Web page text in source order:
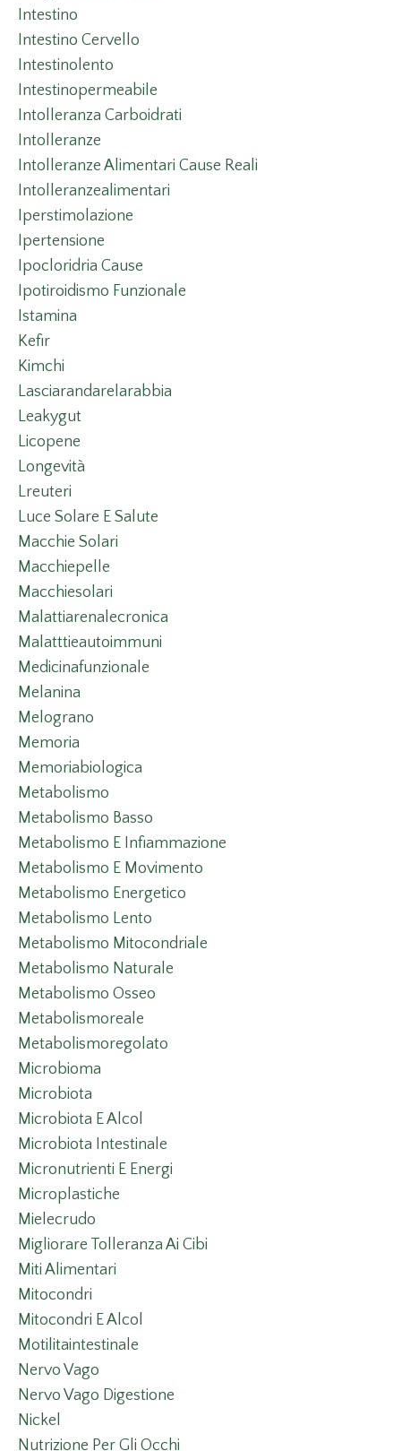
Intestino
Intestino Cervello
Intestinolento
Intestinopermeabile
Intolleranza Carboidrati
Intolleranze
Intolleranze Alimentari Cause Reali
Intolleranzealimentari
Iperstimolazione
Ipertensione
Ipocloridria Cause
Ipotiroidismo Funzionale
Istamina
Kefir
Kimchi
Lasciarandarelarabbia
Leakygut
Licopene
Longevità
Lreuteri
Luce Solare E Salute
Macchie Solari
Macchiepelle
Macchiesolari
Malattiarenalecronica
Malatttieautoimmuni
Medicinafunzionale
Melanina
Melograno
Memoria
Memoriabiologica
Metabolismo
Metabolismo Basso
Metabolismo E Infiammazione
Metabolismo E Movimento
Metabolismo Energetico
Metabolismo Lento
Metabolismo Mitocondriale
Metabolismo Naturale
Metabolismo Osseo
Metabolismoreale
Metabolismoregolato
Microbioma
Microbiota
Microbiota E Alcol
Microbiota Intestinale
Micronutrienti E Energi
Microplastiche
Mielecrudo
Migliorare Tolleranza Ai Cibi
Miti Alimentari
Mitocondri
Mitocondri E Alcol
Motilitaintestinale
Nervo Vago
Nervo Vago Digestione
Nickel
Nutrizione Per Gli Occhi